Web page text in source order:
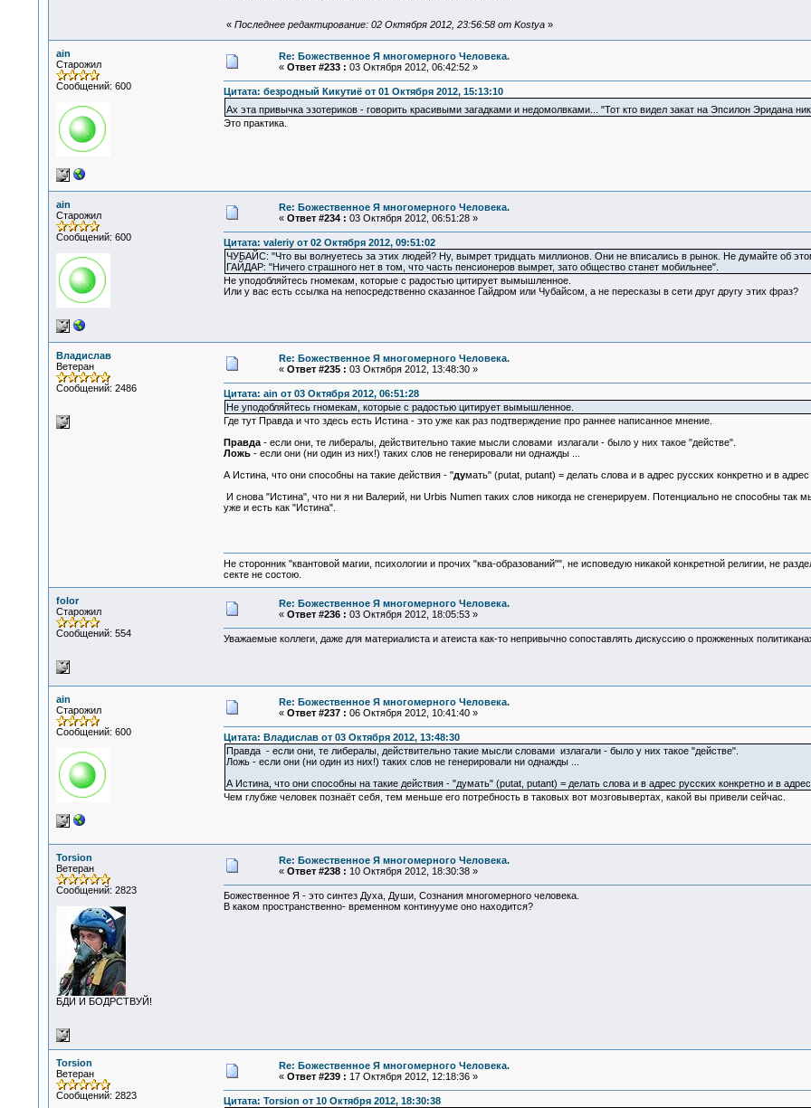
« Последнее редактирование: 02 Октября 2012, 23:56:58 от Kostya»
ain
Старожил
Сообщений: 600
Re: Божественное Я многомерного Человека.
« Ответ #233 : 03 Октября 2012, 06:42:52 »
Цитата: безродный Кикутиё от 01 Октября 2012, 15:13:10
Ах эта привычка эзотериков - говорить красивыми загадками и недомолвками... "Тот кто видел закат на Эпсилон Эридана
Это практика.
ain
Старожил
Сообщений: 600
Re: Божественное Я многомерного Человека.
« Ответ #234 : 03 Октября 2012, 06:51:28 »
Цитата: valeriy от 02 Октября 2012, 09:51:02
ЧУБАЙС: "Что вы волнуетесь за этих людей? Ну, вымрет тридцать миллионов. Они не вписались в рынок. Не думайте об
ГАЙДАР: "Ничего страшного нет в том, что часть пенсионеров вымрет, зато общество станет мобильнее".
Не уподобляйтесь гномекам, которые с радостью цитирует вымышленное.
Или у вас есть ссылка на непосредственно сказанное Гайдром или Чубайсом, а не пересказы в сети друг другу этих фраз?
Владислав
Ветеран
Сообщений: 2486
Re: Божественное Я многомерного Человека.
« Ответ #235 : 03 Октября 2012, 13:48:30 »
Цитата: ain от 03 Октября 2012, 06:51:28
Не уподобляйтесь гномекам, которые с радостью цитирует вымышленное.
Где тут Правда и что здесь есть Истина - это уже как раз подтверждение про раннее написанное мнение.
Правда - если они, те либералы, действительно такие мысли словами излагали - было у них такое "действе".
Ложь - если они (ни один из них!) таких слов не генерировали ни однажды ...
А Истина, что они способны на такие действия - "думать" (putat, putant) = делать слова и в адрес русских конкретно и в
И снова "Истина", что ни я ни Валерий, ни Urbis Numen таких слов никогда не сгенерируем. Потенциально не способны так
уже и есть как "Истина".
Не сторонник "квантовой магии, психологии и прочих "ква-образований"", не исповедую никакой конкретной религии, не
секте не состою.
folor
Старожил
Сообщений: 554
Re: Божественное Я многомерного Человека.
« Ответ #236 : 03 Октября 2012, 18:05:53 »
Уважаемые коллеги, даже для материалиста и атеиста как-то непривычно сопоставлять дискуссию о прожженных
ain
Старожил
Сообщений: 600
Re: Божественное Я многомерного Человека.
« Ответ #237 : 06 Октября 2012, 10:41:40 »
Цитата: Владислав от 03 Октября 2012, 13:48:30
Правда - если они, те либералы, действительно такие мысли словами излагали - было у них такое "действе".
Ложь - если они (ни один из них!) таких слов не генерировали ни однажды ...
А Истина, что они способны на такие действия - "думать" (putat, putant) = делать слова и в адрес русских конкретно и в
Чем глубже человек познаёт себя, тем меньше его потребность в таковых вот мозговывертах, какой вы привели сейчас.
Torsion
Ветеран
Сообщений: 2823
БДИ И БОДРСТВУЙ!
Re: Божественное Я многомерного Человека.
« Ответ #238 : 10 Октября 2012, 18:30:38 »
Божественное Я - это синтез Духа, Души, Сознания многомерного человека.
В каком пространственно- временном континууме оно находится?
Torsion
Ветеран
Сообщений: 2823
Re: Божественное Я многомерного Человека.
« Ответ #239 : 17 Октября 2012, 12:18:36 »
Цитата: Torsion от 10 Октября 2012, 18:30:38